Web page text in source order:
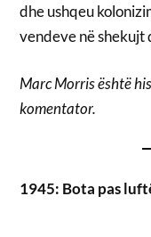
dhe ushqeu
vendeve në shekujt
Marc Morris është
komentator.
1945: Bota pas